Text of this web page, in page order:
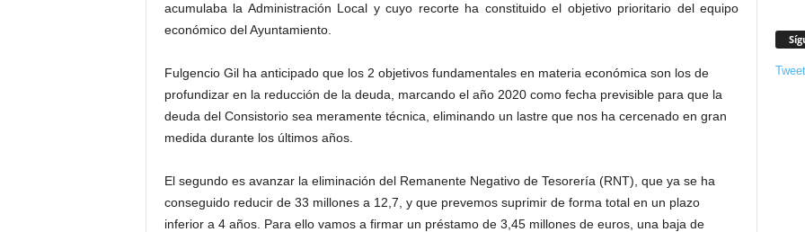
acumulaba la Administración Local y cuyo recorte ha constituido el objetivo prioritario del equipo
económico del Ayuntamiento.
Fulgencio Gil ha anticipado que los 2 objetivos fundamentales en materia económica son los de
profundizar en la reducción de la deuda, marcando el año 2020 como fecha previsible para que la
deuda del Consistorio sea meramente técnica, eliminando un lastre que nos ha cercenado en gran
medida durante los últimos años.
El segundo es avanzar la eliminación del Remanente Negativo de Tesorería (RNT), que ya se ha
conseguido reducir de 33 millones a 12,7, y que prevemos suprimir de forma total en un plazo
inferior a 4 años. Para ello vamos a firmar un préstamo de 3,45 millones de euros, una baja de